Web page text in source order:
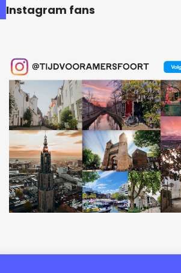
Instagram fans